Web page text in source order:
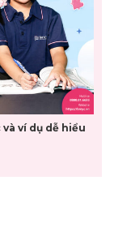
ví dụ dễ hiểu